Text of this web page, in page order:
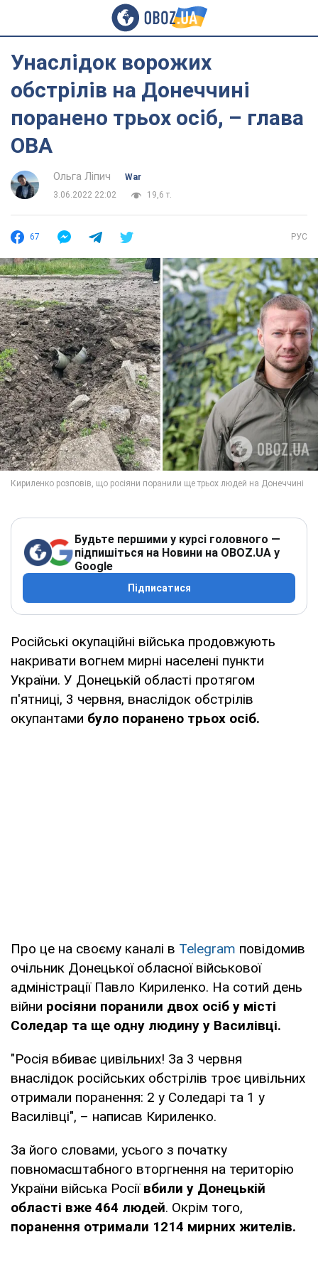
Унаслідок ворожих
обстрілів на Донеччині
поранено трьох осіб, – глава
ОВА
Ольга Ліпич
War
3.06.2022 22:02
19,6 т.
67 РУС
Будьте першими у курсі головного —
підпишіться на Новини на OBOZ.UA у
Google
Підписатися
Російські окупаційні війська продовжують
накривати вогнем мирні населені пункти
України. У Донецькій області протягом
п'ятниці, 3 червня, внаслідок обстрілів
окупантами було поранено трьох осіб.
Про це на своєму каналі в Telegram повідомив
очільник Донецької обласної військової
адміністрації Павло Кириленко. На сотий день
війни росіяни поранили двох осіб у місті
Соледар та ще одну людину у Василівці.
"Росія вбиває цивільних! За 3 червня
внаслідок російських обстрілів троє цивільних
отримали поранення: 2 у Соледарі та 1 у
Василівці", – написав Кириленко.
За його словами, усього з початку
повномасштабного вторгнення на територію
України війська Росії вбили у Донецькій
області вже 464 людей. Окрім того,
поранення отримали 1214 мирних жителів.